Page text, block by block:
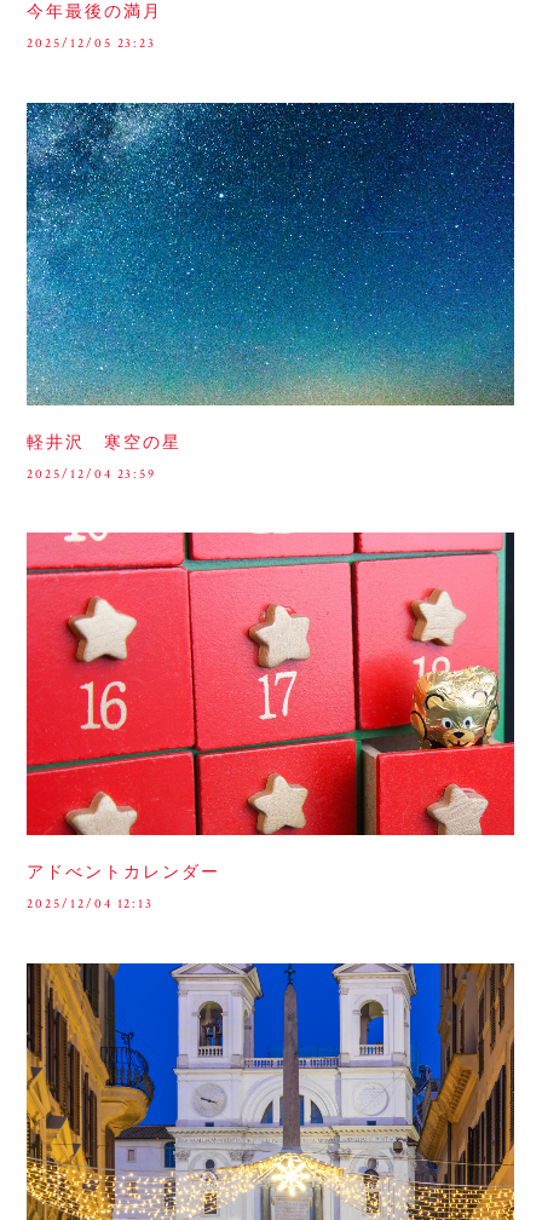
今年最後の満月
2025/12/05 23:23
軽井沢 寒空の星
2025/12/04 23:59
アドべントカレンダー
2025/12/04 12:13